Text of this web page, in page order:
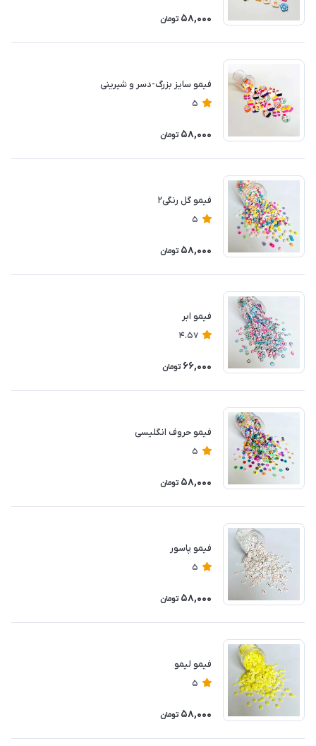
58,000 تومان
فیمو سایز بزرگ-دسر و شیرینی
5
58,000 تومان
فیمو گل رنگی۲
5
58,000 تومان
فیمو ابر
4.57
66,000 تومان
فیمو حروف انگلیسی
5
58,000 تومان
فیمو پاسور
5
58,000 تومان
فیمو لیمو
5
58,000 تومان